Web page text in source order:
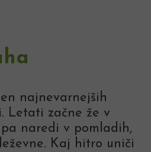
najnevarnejših
Letati začne že v
pa naredi v pomladih,
Kaj hitro uniči